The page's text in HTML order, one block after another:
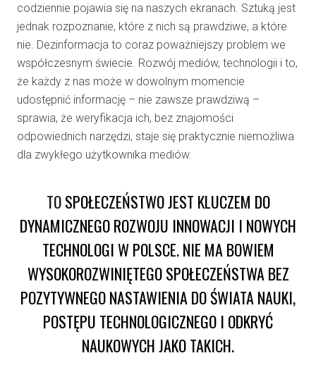
codziennie pojawia się na naszych ekranach. Sztuką jest
jednak rozpoznanie, które z nich są prawdziwe, a które
nie. Dezinformacja to coraz poważniejszy problem we
współczesnym świecie. Rozwój mediów, technologii i to,
że każdy z nas może w dowolnym momencie
udostępnić informację – nie zawsze prawdziwą –
sprawia, że weryfikacja ich, bez znajomości
odpowiednich narzędzi, staje się praktycznie niemożliwa
dla zwykłego użytkownika mediów.
TOSPOŁECZEŃSTWO JEST KLUCZEM DO
DYNAMICZNEGO ROZWOJU INNOWACJI I NOWYCH
TECHNOLOGI W POLSCE. NIE MA BOWIEM
WYSOKOROZWINIĘTEGO SPOŁECZEŃSTWA BEZ
POZYTYWNEGO NASTAWIENIA DO ŚWIATA NAUKI,
POSTĘPU TECHNOLOGICZNEGO I ODKRYĆ
NAUKOWYCH JAKO TAKICH.